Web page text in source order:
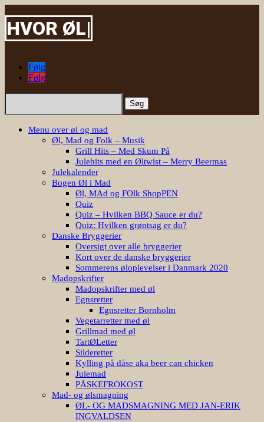
|
Følg
Følg
Søg
Menu over øl og mad
Øl, Mad og Folk – Musik
Grill Hits – Med Skum På
Julehits med en Øltwist – Merry Beermas
Julekalender
Bogen Øl i Mad
Øl, MAd og FOlk ShopPEN
Quiz
Quiz – Hvilken BBQ Sauce er du?
Quiz: Hvilken grøntsag er du?
Danske Bryggerier
Oversigt over alle bryggerier
Kort over de danske bryggerier
Sommerens øloplevelser i Danmark 2020
Madopskrifter
Madopskrifter med øl
Egnsretter
Egnsretter Bornholm
Vegetarretter med øl
Grillmad med øl
TartØLetter
Silderetter
Kylling på dåse aka beer can chicken
Julemad
PÅSKEFROKOST
Mad- og ølsmagning
ØL- OG MADSMAGNING MED JAN-ERIK
INGVALDSEN